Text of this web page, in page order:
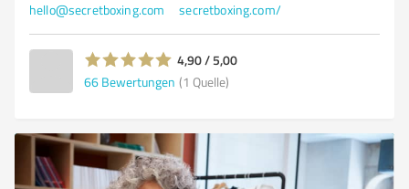
hello@secretboxing.com secretboxing.com/
4,90 / 5,00
66 Bewertungen (1 Quelle)